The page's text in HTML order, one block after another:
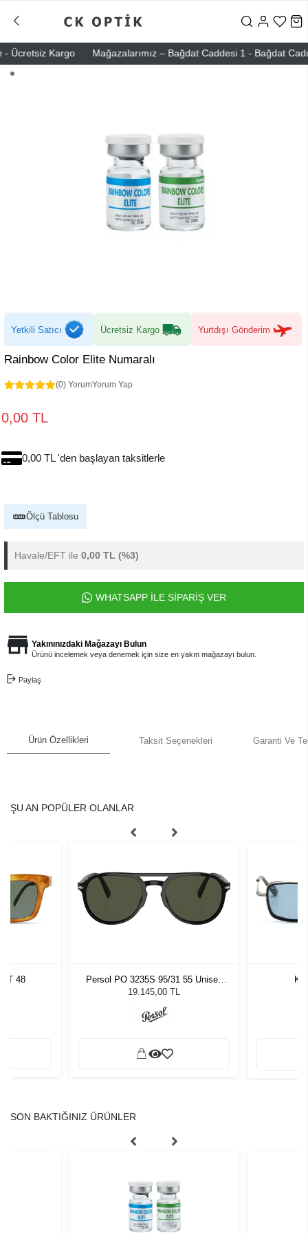
Kargo Mağazalarımız – Bağdat Caddesi 1 - Bağdat
Yetkili Satıcı Ücretsiz Kargo Yurtdışı Gönderim
Rainbow Color Elite Numaralı
(0) YorumYorum Yap
0,00 TL
0,00 TL 'den başlayan taksitlerle
Ölçü Tablosu
Havale/EFT ile 0,00 TL (%3)
WHATSAPP İLE SİPARİŞ VER
Yakınınızdaki Mağazayı Bulun
Ürünü incelemek veya denemek için size en yakın mağazayı bulun.
Paylaş
Ürün Özellikleri Taksit Seçenekleri Garanti Ve
ŞU AN POPÜLER OLANLAR
48
Persol PO 3235S 95/31 55 Unisex
Güneş Gözlüğü
19.145,00 TL
SON BAKTIĞINIZ ÜRÜNLER